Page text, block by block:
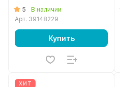
HDR10+ 144Hz Dolby
Vision IQ GoogleTV
5
В наличии
Арт. 39148229
Купить
ХИТ